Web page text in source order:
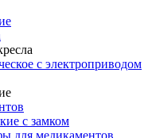
с электроприводом
с замком
для медикаментов